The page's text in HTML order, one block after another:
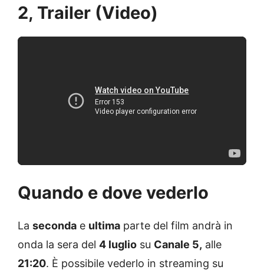
2, Trailer (Video)
Quando e dove vederlo
La seconda e ultima parte del film andrà in
onda la sera del 4 luglio su Canale 5, alle
21:20. È possibile vederlo in streaming su